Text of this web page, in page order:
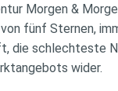
Morgen &
fünf Sternen,
die schlechteste
wider.